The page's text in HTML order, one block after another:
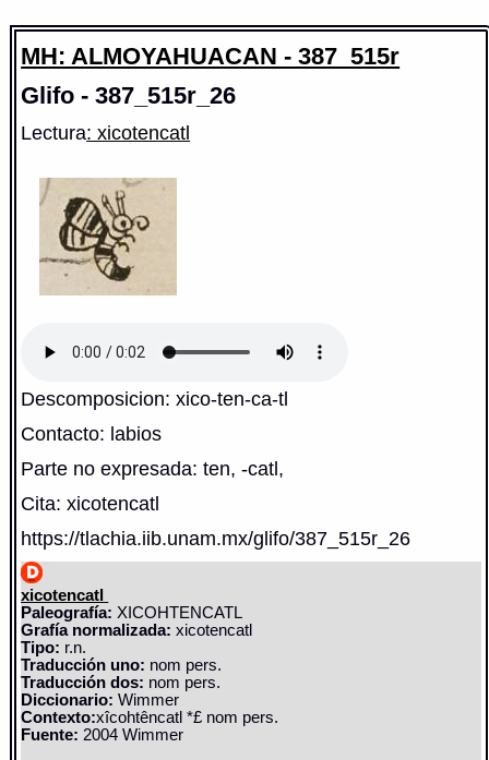
MH: ALMOYAHUACAN - 387_515r
Glifo - 387_515r_26
Lectura: xicotencatl
Descomposicion: xico-ten-ca-tl
Contacto: labios
Parte no expresada: ten, -catl,
Cita: xicotencatl
https://tlachia.iib.unam.mx/glifo/387_515r_26
xicotencatl
Paleografía: XICOHTENCATL
Grafía normalizada: xicotencatl
Tipo: r.n.
Traducción uno: nom pers.
Traducción dos: nom pers.
Diccionario:Wimmer
Contexto:xîcohtêncatl *£ nom pers.
Fuente: 2004 Wimmer